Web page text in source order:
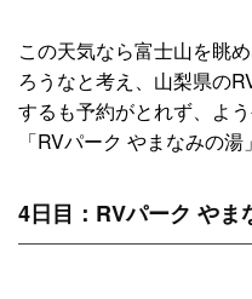
この天気なら富士山を眺
ろうなと考え、山梨県の
するも予約がとれず、よ
「RVパーク やまなみの湯
4日目：RVパーク やま